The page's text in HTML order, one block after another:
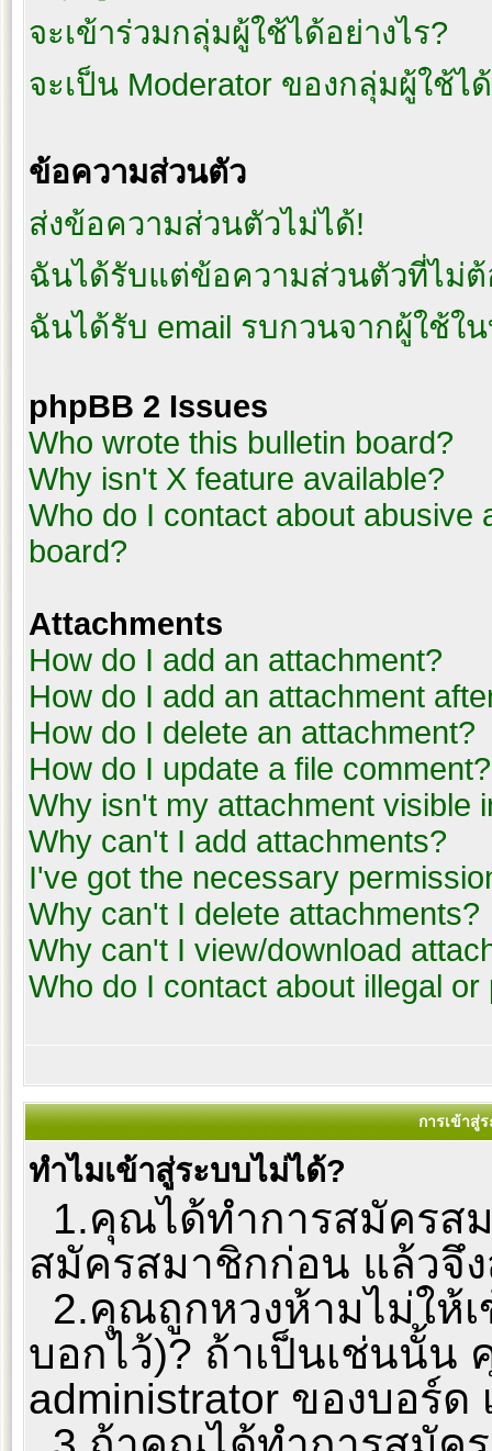
จะเข้าร่วมกลุ่มผู้ใช้ได้อย่างไร?
จะเป็น Moderator ของกลุ่มผู้ใช้ไ
ข้อความส่วนตัว
ส่งข้อความส่วนตัวไม่ได้!
ฉันได้รับแต่ข้อความส่วนตัวที่ไม่ต้
ฉันได้รับ email รบกวนจากผู้ใช้ใ
phpBB 2 Issues
Who wrote this bulletin board?
Why isn't X feature available?
Who do I contact about abusive
board?
Attachments
How do I add an attachment?
How do I add an attachment
How do I delete an attachment?
How do I update a file comment?
Why isn't my attachment visible
Why can't I add attachments?
I've got the necessary
Why can't I delete attachments?
Why can't I view/download
Who do I contact about illegal
การเข้าสู่ร
ทำไมเข้าสู่ระบบไม่ได้?
1.คุณได้ทำการสมัครส
สมัครสมาชิกก่อน แล้วจึ
2.คุณถูกหวงห้ามไม่ให้
บอกไว้)? ถ้าเป็นเช่นนั้น
administrator ของบอร์ด